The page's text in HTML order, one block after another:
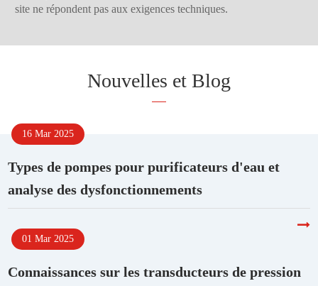
site ne répondent pas aux exigences techniques.
Nouvelles et Blog
16 Mar 2025
Types de pompes pour purificateurs d'eau et
analyse des dysfonctionnements
01 Mar 2025
Connaissances sur les transducteurs de pression